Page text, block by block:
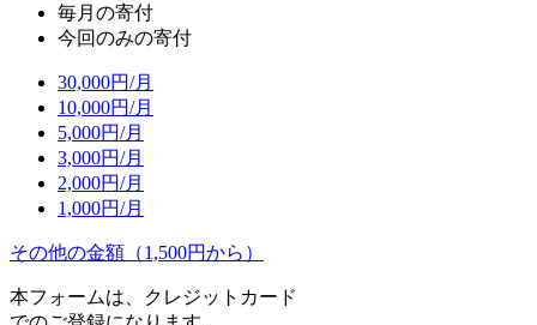
毎月の寄付
今回のみの寄付
30,000円/月
10,000円/月
5,000円/月
3,000円/月
2,000円/月
1,000円/月
その他の金額（1,500円から）
本フォームは、クレジットカード